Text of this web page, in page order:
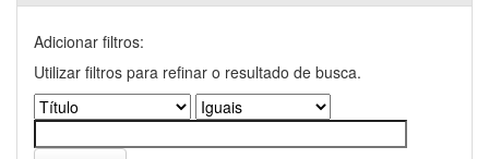
Adicionar filtros:
Utilizar filtros para refinar o resultado de busca.